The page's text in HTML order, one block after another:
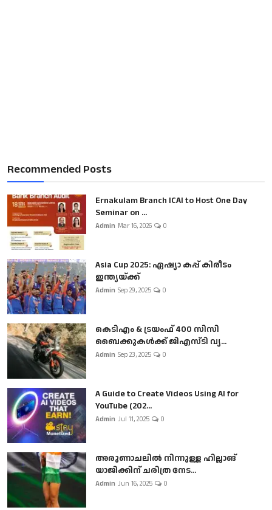
Recommended Posts
Ernakulam Branch ICAI to Host One Day
Seminar on ...
Admin Mar 16, 2026 0
Asia Cup 2025: ഏഷ്യാ കപ്പ് കിരീടം
ഇന്ത്യയ്ക്ക്
Admin Sep 29, 2025 0
കെടിഎം & ട്രയംഫ് 400 സിസി
ബൈക്കുകൾക്ക് ജിഎസ്ടി വ്യ...
Admin Sep 23, 2025 0
A Guide to Create Videos Using AI for
YouTube (202...
Admin Jul 11, 2025 0
അരുണാചലിൽ നിന്നുള്ള ഹില്ലാങ്
യാജിക്കിന് ചരിത്ര നേട...
Admin Jun 16, 2025 0